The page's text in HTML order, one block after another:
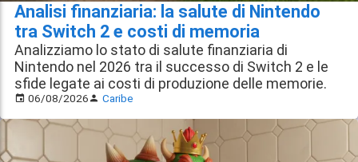
Analisi finanziaria: la salute di Nintendo
tra Switch 2 e costi di memoria
Analizziamo lo stato di salute finanziaria di
Nintendo nel 2026 tra il successo di Switch 2 e le
sfide legate ai costi di produzione delle memorie.
06/08/2026 Caribe